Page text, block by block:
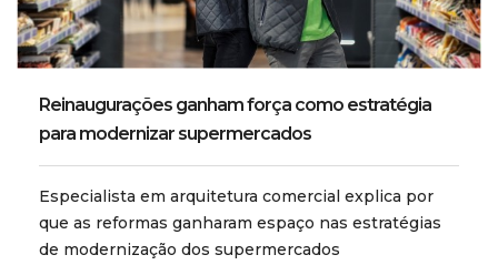
Reinaugurações ganham força como estratégia
para modernizar supermercados
Especialista em arquitetura comercial explica por
que as reformas ganharam espaço nas estratégias
de modernização dos supermercados